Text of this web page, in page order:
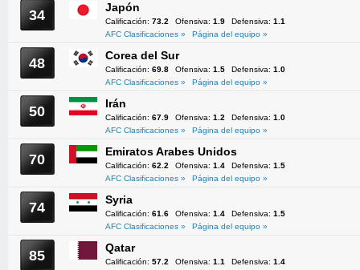
34 Japón
Calificación: 73.2 Ofensiva: 1.9 Defensiva: 1.1
AFC Clasificaciones »
Página del equipo »
48 Corea del Sur
Calificación: 69.8 Ofensiva: 1.5 Defensiva: 1.0
AFC Clasificaciones »
Página del equipo »
50 Irán
Calificación: 67.9 Ofensiva: 1.2 Defensiva: 1.0
AFC Clasificaciones »
Página del equipo »
70 Emiratos Arabes Unidos
Calificación: 62.2 Ofensiva: 1.4 Defensiva: 1.5
AFC Clasificaciones »
Página del equipo »
74 Syria
Calificación: 61.6 Ofensiva: 1.4 Defensiva: 1.5
AFC Clasificaciones »
Página del equipo »
85 Qatar
Calificación: 57.2 Ofensiva: 1.1 Defensiva: 1.4